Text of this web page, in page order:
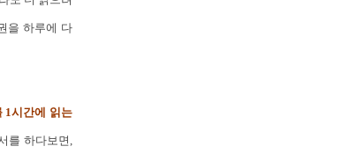
을 하루에 다
1시간에 읽는
를 하다보면,